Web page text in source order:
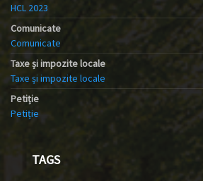
HCL 2023
Comunicate
Comunicate
Taxe și impozite locale
Taxe și impozite locale
Petiție
Petiție
TAGS